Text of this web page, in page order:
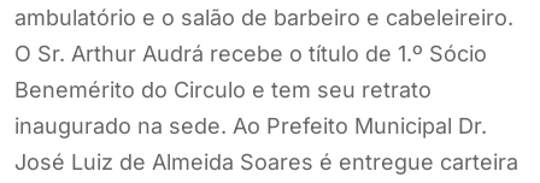
ambulatório e o salão de barbeiro e cabeleireiro.
O Sr. Arthur Audrá recebe o título de 1.º Sócio
Benemérito do Circulo e tem seu retrato
inaugurado na sede. Ao Prefeito Municipal Dr.
José Luiz de Almeida Soares é entregue carteira